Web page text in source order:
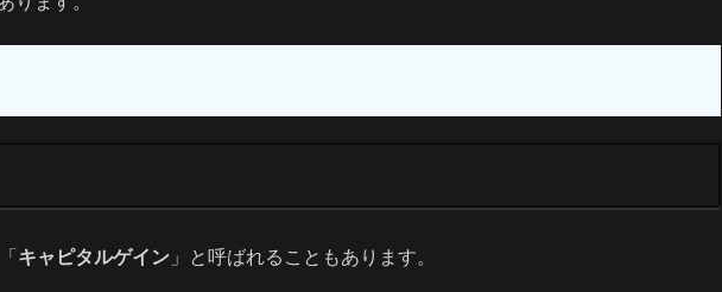
キャピタルゲイン 」と呼ばれることもあります。